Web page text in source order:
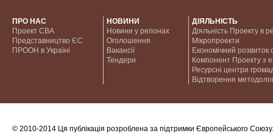
ПРО НАС
Проект CBA
Представництво ЄС
ПРООН в Україні
НОВИНИ
Новини у регіонах
Оголошення
Вакансії
Тендери
ДІЯЛЬНІСТЬ
Діяльність Проекту в
Мікропроекти
Економічний розвиток
Компонент Проекту з
Ресурсні центри
Відтворення
© 2010-2014 Ця публікація розроблена за підтримки Європейського Союзу.